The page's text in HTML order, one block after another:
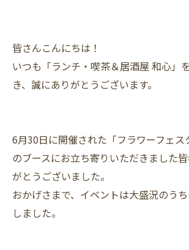
皆さんこんにちは！
いつも「ランチ・喫茶＆居酒屋 和心」
き、誠にありがとうございます。
6月30日に開催された「フラワーフェス
のブースにお立ち寄りいただきました
がとうございました。
おかげさまで、イベントは大盛況のう
しました。